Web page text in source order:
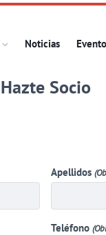
Noticias
Hazte Socio
Apellidos
Teléfono